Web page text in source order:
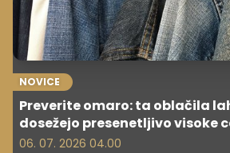
NOVICE
Preverite omaro: ta oblačila
dosežejo presenetljivo visoke
06. 07. 2026 04.00